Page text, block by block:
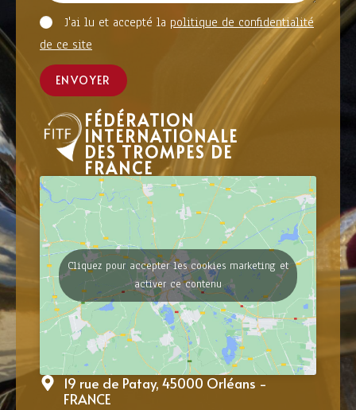
J'ai lu et accepté la politique de confidentialité
de ce site
ENVOYER
FÉDÉRATION
INTERNATIONALE
DES TROMPES DE
FRANCE
Cliquez pour accepter les cookies marketing et
activer ce contenu
19 rue de Patay, 45000 Orléans -
FRANCE